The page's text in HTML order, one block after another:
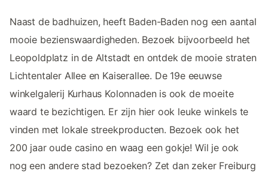
Naast de badhuizen, heeft Baden-Baden nog een aantal
mooie bezienswaardigheden. Bezoek bijvoorbeeld het
Leopoldplatz in de Altstadt en ontdek de mooie straten
Lichtentaler Allee en Kaiserallee. De 19e eeuwse
winkelgalerij Kurhaus Kolonnaden is ook de moeite
waard te bezichtigen. Er zijn hier ook leuke winkels te
vinden met lokale streekproducten. Bezoek ook het
200 jaar oude casino en waag een gokje! Wil je ook
nog een andere stad bezoeken? Zet dan zeker Freiburg